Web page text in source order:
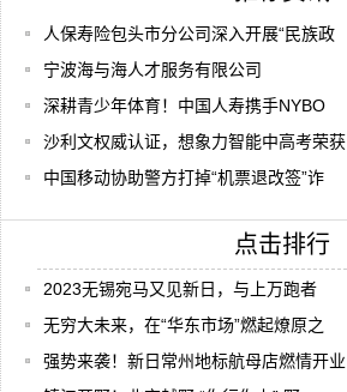
人保寿险包头市分公司深入开展“民族政
宁波海与海人才服务有限公司
深耕青少年体育！中国人寿携手NYBO
沙利文权威认证，想象力智能中高考荣获
中国移动协助警方打掉“机票退改签”诈
点击排行
2023无锡宛马又见新日，与上万跑者
无穷大未来，在“华东市场”燃起燎原之
强势来袭！新日常州地标航母店燃情开业